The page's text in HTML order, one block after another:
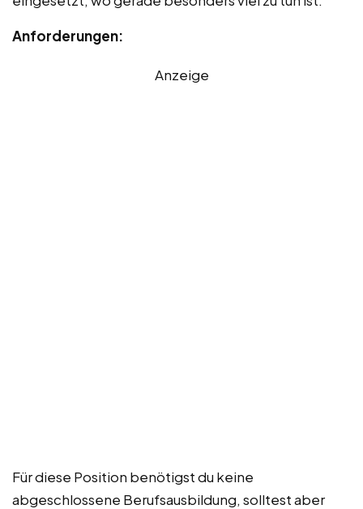
Anforderungen:
Anzeige
Für diese Position benötigst du keine
abgeschlossene Berufsausbildung, solltest aber